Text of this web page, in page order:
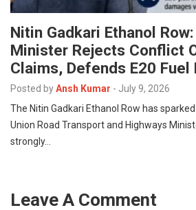
Nitin Gadkari Ethanol
Minister Rejects Conflict
Claims, Defends E20 Fuel
Posted byAnsh Kumar - July 9, 2026
The Nitin Gadkari Ethanol Row has
Union Road Transport and Highways
strongly…
Leave A Comment